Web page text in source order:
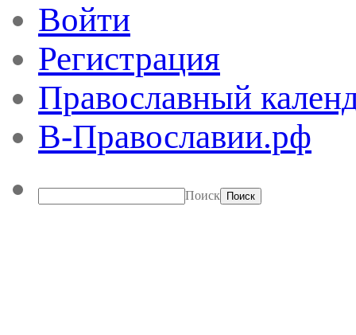
Войти
Регистрация
Православный
В-Православии.рф
Поиск